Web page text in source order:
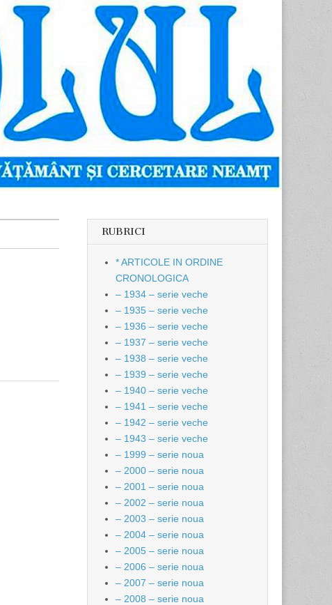
RUBRICI
* ARTICOLE IN ORDINE
CRONOLOGICA
– 1934 – serie veche
– 1935 – serie veche
– 1936 – serie veche
– 1937 – serie veche
– 1938 – serie veche
– 1939 – serie veche
– 1940 – serie veche
– 1941 – serie veche
– 1942 – serie veche
– 1943 – serie veche
– 1999 – serie noua
– 2000 – serie noua
– 2001 – serie noua
– 2002 – serie noua
– 2003 – serie noua
– 2004 – serie noua
– 2005 – serie noua
– 2006 – serie noua
– 2007 – serie noua
– 2008 – serie noua